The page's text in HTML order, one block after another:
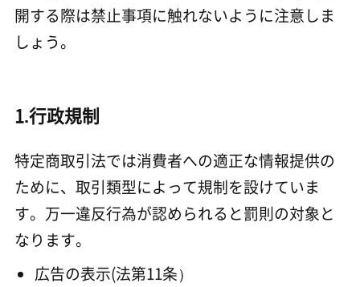
開する際は禁止事項に触れないように注意しま
しょう。
1.行政規制
特定商取引法では消費者への適正な情報提供の
ために、取引類型によって規制を設けていま
す。万一違反行為が認められると罰則の対象と
なります。
広告の表示(法第11条）